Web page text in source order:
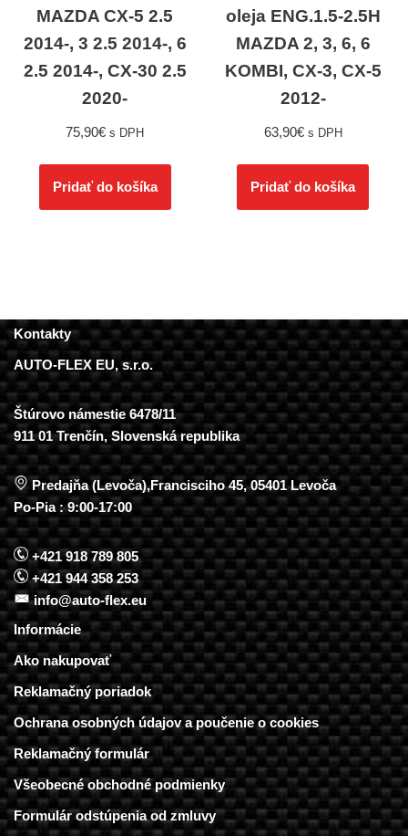
MAZDA CX-5 2.5
2014-, 3 2.5 2014-, 6
2.5 2014-, CX-30 2.5
2020-
75,90€ s DPH
Pridať do košíka
oleja ENG.1.5-2.5H
MAZDA 2, 3, 6, 6
KOMBI, CX-3, CX-5
2012-
63,90€ s DPH
Pridať do košíka
Kontakty
AUTO-FLEX EU, s.r.o.
Štúrovo námestie 6478/11
911 01 Trenčín, Slovenská republika
Predajňa (Levoča),Francisciho 45, 05401 Levoča
Po-Pia : 9:00-17:00
+421 918 789 805
+421 944 358 253
info@auto-flex.eu
Informácie
Ako nakupovať
Reklamačný poriadok
Ochrana osobných údajov a poučenie o cookies
Reklamačný formulár
Všeobecné obchodné podmienky
Formulár odstúpenia od zmluvy